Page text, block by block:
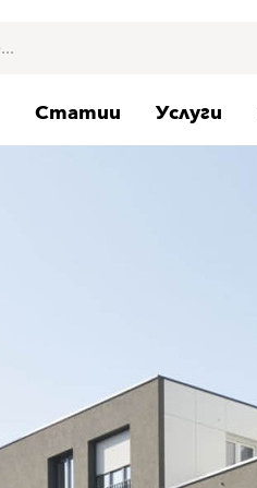
Статии Услуги